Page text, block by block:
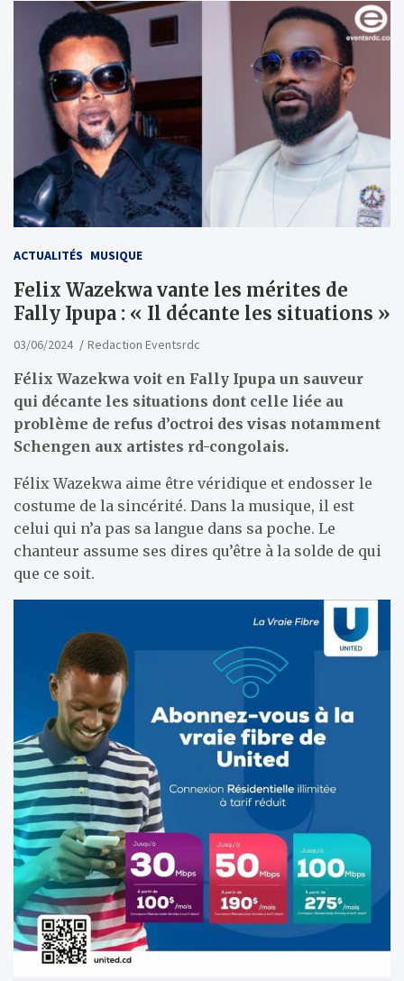
ACTUALITÉS MUSIQUE
Felix Wazekwa vante les mérites de
Fally Ipupa : « Il décante les situations »
03/06/2024 Redaction Eventsrdc
Félix Wazekwa voit en Fally Ipupa un sauveur
qui décante les situations dont celle liée au
problème de refus d’octroi des visas notamment
Schengen aux artistes rd-congolais.
Félix Wazekwa aime être véridique et endosser le
costume de la sincérité. Dans la musique, il est
celui qui n’a pas sa langue dans sa poche. Le
chanteur assume ses dires qu’être à la solde de qui
que ce soit.